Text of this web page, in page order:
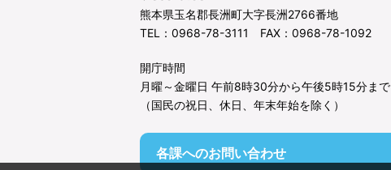
熊本県玉名郡長洲町大字長洲2766番地
TEL：0968-78-3111 FAX：0968-78-1092
開庁時間
月曜～金曜日 午前8時30分から午後5時15分まで
（国民の祝日、休日、年末年始を除く）
各課へのお問い合わせ